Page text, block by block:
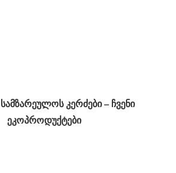
კერძები – ჩვენი
ეკოპროდუქტები